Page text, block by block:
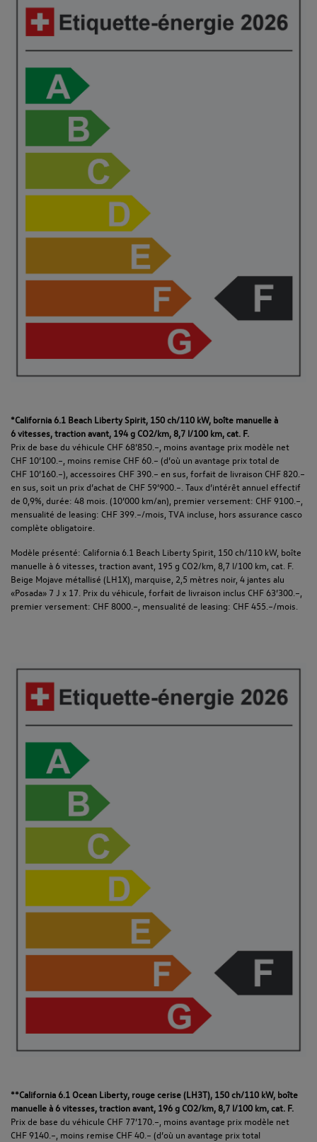
*California 6.1 Beach Liberty Spirit, 150 ch/110 kW, boîte manuelle à
6 vitesses, traction avant, 194 g CO2/km, 8,7 l/100 km, cat. F.
Prix de base du véhicule CHF 68’850.–, moins avantage prix modèle net
CHF 10’100.–, moins remise CHF 60.– (d’où un avantage prix total de
CHF 10’160.–), accessoires CHF 390.– en sus, forfait de livraison CHF 820.–
en sus, soit un prix d’achat de CHF 59’900.–. Taux d’intérêt annuel effectif
de 0,9%, durée: 48 mois. (10’000 km/an), premier versement: CHF 9100.–,
mensualité de leasing: CHF 399.–/mois, TVA incluse, hors assurance casco
complète obligatoire.
Modèle présenté: California 6.1 Beach Liberty Spirit, 150 ch/110 kW, boîte
manuelle à 6 vitesses, traction avant, 195 g CO2/km, 8,7 l/100 km, cat. F.
Beige Mojave métallisé (LH1X), marquise, 2,5 mètres noir, 4 jantes alu
«Posada» 7 J x 17. Prix du véhicule, forfait de livraison inclus CHF 63’300.–,
premier versement: CHF 8000.–, mensualité de leasing: CHF 455.–/mois.​
**California 6.1 Ocean Liberty, rouge cerise (LH3T), 150 ch/110 kW, boîte
manuelle à 6 vitesses, traction avant, 196 g CO2/km, 8,7 l/100 km, cat. F.
Prix de base du véhicule CHF 77’170.–, moins avantage prix modèle net
CHF 9140.–, moins remise CHF 40.– (d’où un avantage prix total